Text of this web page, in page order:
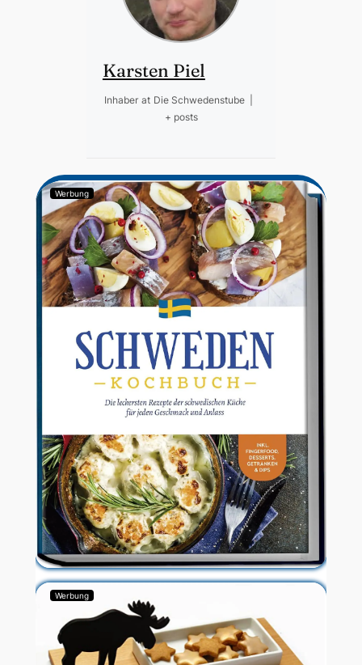
Karsten Piel
Inhaber at Die Schwedenstube
+ posts
Werbung
Werbung